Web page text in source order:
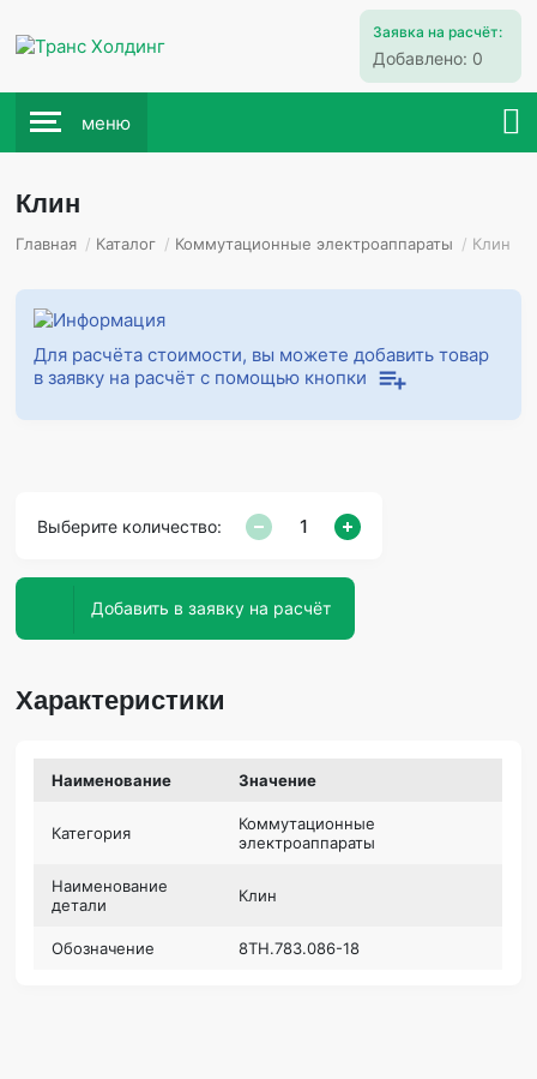
Заявка на расчёт:
Добавлено: 0
меню
Клин
Главная / Каталог / Коммутационные электроаппараты / Клин
Для расчёта стоимости, вы можете добавить товар
в заявку на расчёт с помощью кнопки
Выберите количество:
Добавить в заявку на расчёт
Характеристики
Наименование Значение
Категория
Коммутационные
электроаппараты
Наименование
детали
Клин
Обозначение 8ТН.783.086-18